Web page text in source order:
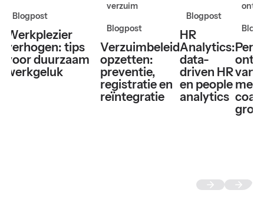
Blogpost
Werkplezier
verhogen: tips
voor duurzaam
werkgeluk
verzuim
Blogpost
Verzuimbeleid
opzetten:
preventie,
registratie en
reïntegratie
Blogpost
HR
Analytics:
data-
driven HR
en people
analytics
van
groei